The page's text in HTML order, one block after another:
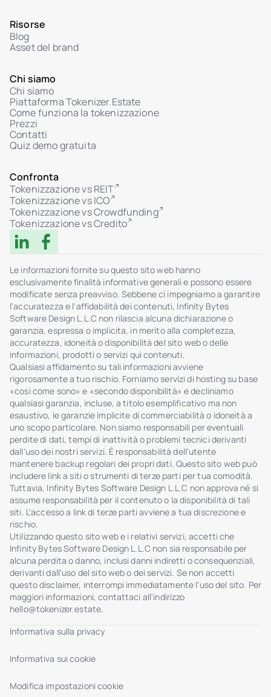
Risorse
Blog
Asset del brand
Chi siamo
Chi siamo
Piattaforma Tokenizer.Estate
Come funziona la tokenizzazione
Prezzi
Contatti
Quiz demo gratuita
Confronta
Tokenizzazione vs REIT
Tokenizzazione vs ICO
Tokenizzazione vs Crowdfunding
Tokenizzazione vs Credito
Le informazioni fornite su questo sito web hanno
esclusivamente finalità informative generali e possono essere
modificate senza preavviso. Sebbene ci impegniamo a garantire
l'accuratezza e l'affidabilità dei contenuti, Infinity Bytes
Software Design L.L.C non rilascia alcuna dichiarazione o
garanzia, espressa o implicita, in merito alla completezza,
accuratezza, idoneità o disponibilità del sito web o delle
informazioni, prodotti o servizi qui contenuti.
Qualsiasi affidamento su tali informazioni avviene
rigorosamente a tuo rischio. Forniamo servizi di hosting su base
«così come sono» e «secondo disponibilità» e decliniamo
qualsiasi garanzia, incluse, a titolo esemplificativo ma non
esaustivo, le garanzie implicite di commerciabilità o idoneità a
uno scopo particolare. Non siamo responsabili per eventuali
perdite di dati, tempi di inattività o problemi tecnici derivanti
dall'uso dei nostri servizi. È responsabilità dell'utente
mantenere backup regolari dei propri dati. Questo sito web può
includere link a siti o strumenti di terze parti per tua comodità.
Tuttavia, Infinity Bytes Software Design L.L.C non approva né si
assume responsabilità per il contenuto o la disponibilità di tali
siti. L'accesso a link di terze parti avviene a tua discrezione e
rischio.
Utilizzando questo sito web e i relativi servizi, accetti che
Infinity Bytes Software Design L.L.C non sia responsabile per
alcuna perdita o danno, inclusi danni indiretti o consequenziali,
derivanti dall'uso del sito web o dei servizi. Se non accetti
questo disclaimer, interrompi immediatamente l'uso del sito. Per
maggiori informazioni, contattaci all'indirizzo
hello@tokenizer.estate.
Informativa sulla privacy
Informativa sui cookie
Modifica impostazioni cookie